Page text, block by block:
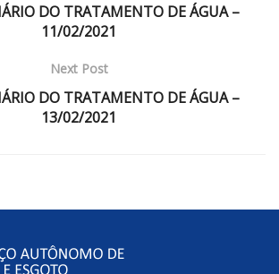
DO TRATAMENTO DE ÁGUA –
11/02/2021
Next Post
DO TRATAMENTO DE ÁGUA –
13/02/2021